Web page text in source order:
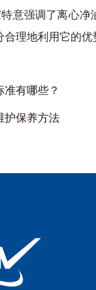
意强调了离心净
理地利用它的优
准有哪些？
护保养方法